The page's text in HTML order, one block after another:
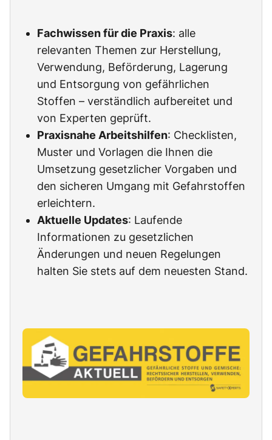
Fachwissen für die Praxis: alle
relevanten Themen zur Herstellung,
Verwendung, Beförderung, Lagerung
und Entsorgung von gefährlichen
Stoffen – verständlich aufbereitet und
von Experten geprüft.
Praxisnahe Arbeitshilfen: Checklisten,
Muster und Vorlagen die Ihnen die
Umsetzung gesetzlicher Vorgaben und
den sicheren Umgang mit Gefahrstoffen
erleichtern.
Aktuelle Updates: Laufende
Informationen zu gesetzlichen
Änderungen und neuen Regelungen
halten Sie stets auf dem neuesten Stand.